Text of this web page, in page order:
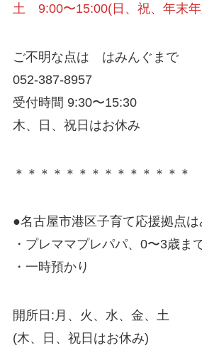
土 9:00〜15:00(日、祝、年末
ご不明な点は はみんぐまで
052-387-8957
受付時間 9:30〜15:30
木、日、祝日はお休み
＊＊＊＊＊＊＊＊＊＊＊＊＊＊
●名古屋市港区子育て応援拠点
・プレママプレパパ、0〜3歳ま
・一時預かり
開所日:月、火、水、金、土
(木、日、祝日はお休み)